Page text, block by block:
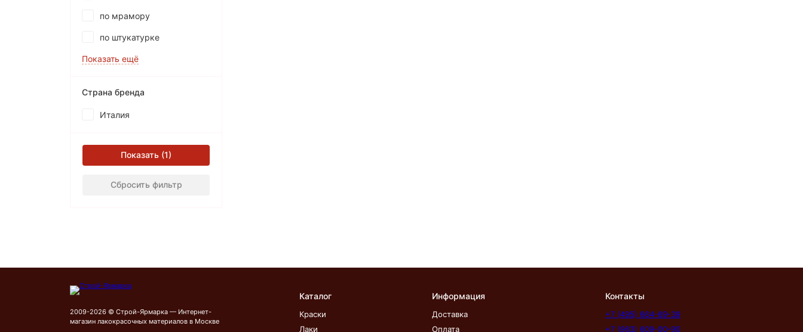
по мрамору
по штукатурке
Показать ещё
Страна бренда
Италия
Показать
Сбросить фильтр
2009-2026 © Строй-Ярмарка — Интернет-
магазин лакокрасочных материалов в Москве
Каталог
Краски
Лаки
Информация
Доставка
Оплата
Контакты
+7 (495) 664-69-39
+7 (963) 609-00-90